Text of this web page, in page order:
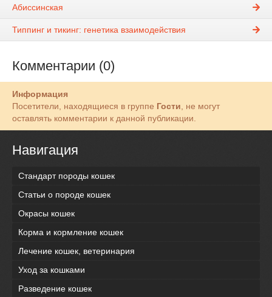
Абиссинская
Типпинг и тикинг: генетика взаимодействия
Комментарии (0)
Информация
Посетители, находящиеся в группе Гости, не могут
оставлять комментарии к данной публикации.
Навигация
Стандарт породы кошек
Статьи о породе кошек
Окрасы кошек
Корма и кормление кошек
Лечение кошек, ветеринария
Уход за кошками
Разведение кошек